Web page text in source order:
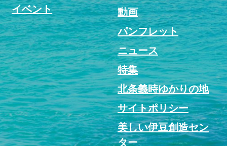
イベント
動画
パンフレット
ニュース
特集
北条義時ゆかりの地
サイトポリシー
美しい伊豆創造セン
ター